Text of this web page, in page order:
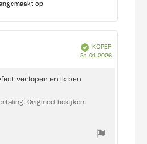
op
Geverifieerd
KOPER
31.01.2026
verlopen en ik ben
Origineel bekijken.